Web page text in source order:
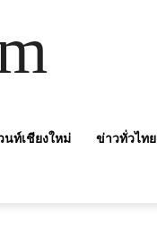
นท์เชียงใหม่ ข่าวทั่วไทย